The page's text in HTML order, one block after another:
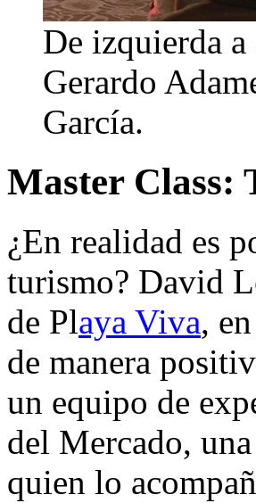
De izquierda
Gerardo
García.
Master Class:
¿En realidad es
turismo? David
de Playa Viva,
de manera
un equipo de
del Mercado,
quien lo